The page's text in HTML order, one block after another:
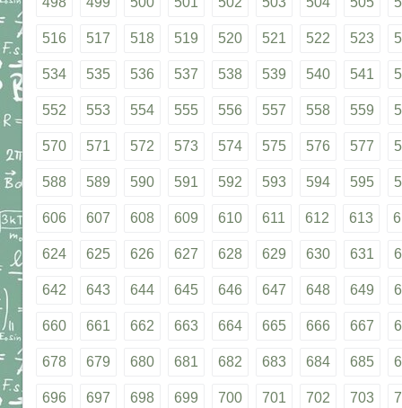
516 517 518 519 520 521 522 523
534 535 536 537 538 539 540 541
552 553 554 555 556 557 558 559
570 571 572 573 574 575 576 577
588 589 590 591 592 593 594 595
606 607 608 609 610 611 612 613
624 625 626 627 628 629 630 631
642 643 644 645 646 647 648 649
660 661 662 663 664 665 666 667
678 679 680 681 682 683 684 685
696 697 698 699 700 701 702 703